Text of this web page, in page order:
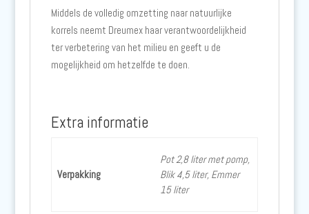
Middels de volledig omzetting naar natuurlijke
korrels neemt Dreumex haar verantwoordelijkheid
ter verbetering van het milieu en geeft u de
mogelijkheid om hetzelfde te doen.
Extra informatie
Verpakking
Pot 2,8 liter met pomp,
Blik 4,5 liter, Emmer
15 liter